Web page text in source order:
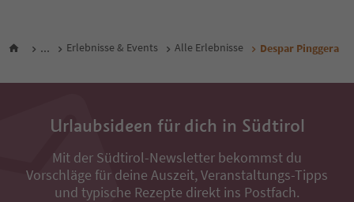
... Erlebnisse & Events Alle Erlebnisse Despar Pinggera
Urlaubsideen für dich in Südtirol
Mit der Südtirol-Newsletter bekommst du
Vorschläge für deine Auszeit, Veranstaltungs-Tipps
und typische Rezepte direkt ins Postfach.